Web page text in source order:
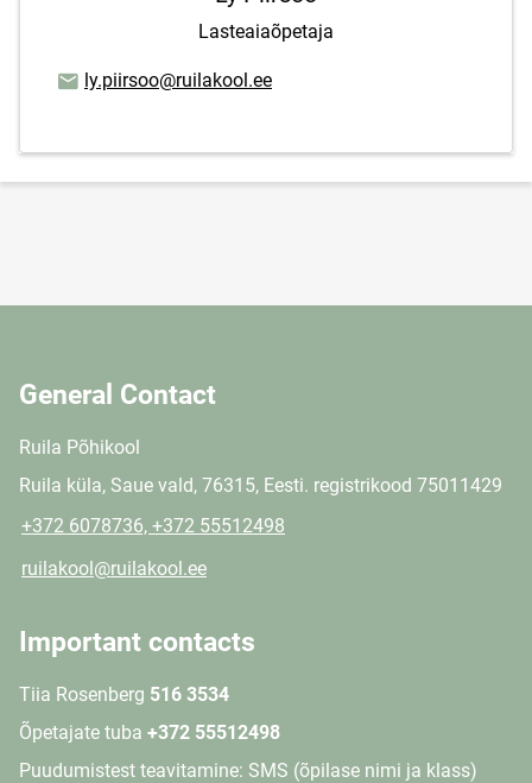
Lasteaiaõpetaja
Email address
ly.piirsoo@ruilakool.ee
General Contact
Ruila Põhikool
Ruila küla, Saue vald, 76315, Eesti. registrikood 75011429
+372 6078736, +372 55512498
ruilakool@ruilakool.ee
Important contacts
Tiia Rosenberg 516 3534
Õpetajate tuba +372 55512498
Puudumistest teavitamine: SMS (õpilase nimi ja klass)